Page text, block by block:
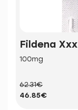
Fildena Xxx
100mg
62.31€
46.85€